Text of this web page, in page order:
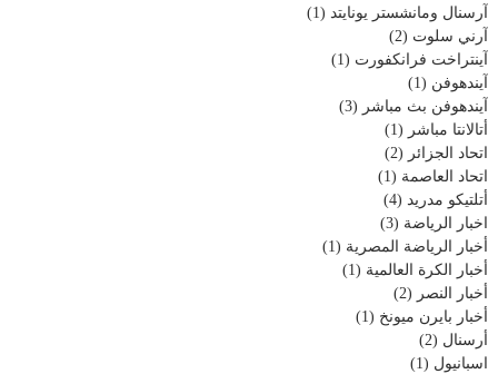
آرسنال ومانشستر يونايتد (1)
آرني سلوت (2)
آينتراخت فرانكفورت (1)
آيندهوفن (1)
آيندهوفن بث مباشر (3)
أتالانتا مباشر (1)
اتحاد الجزائر (2)
اتحاد العاصمة (1)
أتلتيكو مدريد (4)
اخبار الرياضة (3)
أخبار الرياضة المصرية (1)
أخبار الكرة العالمية (1)
أخبار النصر (2)
أخبار بايرن ميونخ (1)
أرسنال (2)
اسبانيول (1)